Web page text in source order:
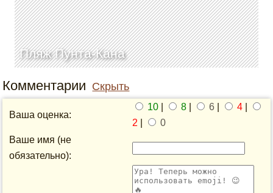
Пляж Пунта-Кана
Комментарии Скрыть
Ваша оценка:
10 8 6 4
2
0
Ваше имя (не
обязательно):